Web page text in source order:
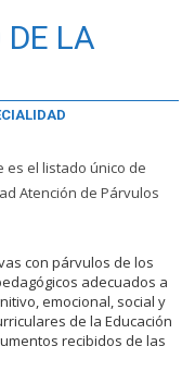
DE LA
es el listado único de
Atención de Párvulos
con párvulos de los
adecuados a
emocional, social y
de la Educación
recibidos de las